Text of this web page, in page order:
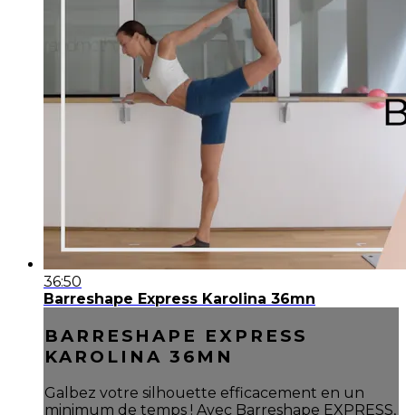
36:50
Barreshape Express Karolina 36mn
BARRESHAPE EXPRESS
KAROLINA 36MN
Galbez votre silhouette efficacement en un
minimum de temps ! Avec Barreshape EXPRESS,